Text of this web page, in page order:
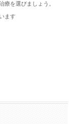
療を選びましょう。
ます